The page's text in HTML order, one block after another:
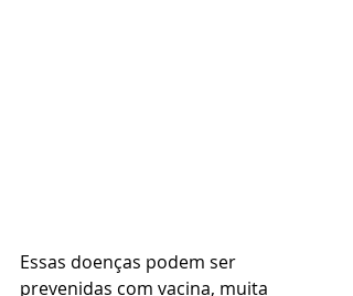
Essas doenças podem ser
prevenidas com vacina, muita